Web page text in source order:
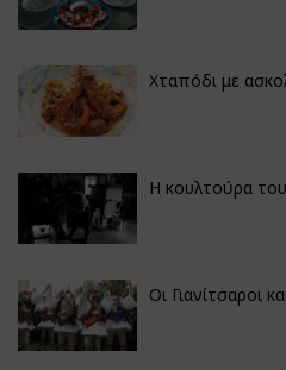
Χταπόδι με
Η κουλτούρα
Οι Γιανίτσαροι